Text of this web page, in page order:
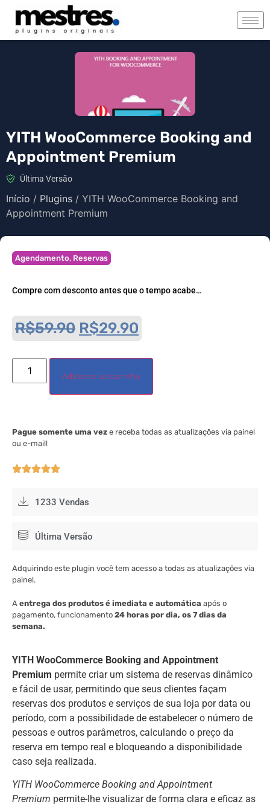
YITH WooCommerce Booking and
Appointment Premium
Última Versão
Início / Plugins / YITH WooCommerce Booking and
Appointment Premium
YITH WooCommerce Booking and Appointment
Premium permite criar um sistema de reservas dinâmico
e fácil de usar, permitindo que seus clientes façam
reservas dos produtos e serviços de sua loja por data ou
período, com a possibilidade de estabelecer o número de
pessoas e outros parâmetros, calculando o preço da
reserva em tempo real e bloqueando a disponibilidade
caso seja realizada.
YITH WooCommerce Booking and Appointment
Premium permite-lhe visualizar de forma clara e eficaz as
Agendamento, Reservas
Compre com desconto antes que o tempo acabe…
R$59.90 R$29.90
Adicionar ao carrinho
Pague somente uma vez e receba todas as atualizações via painel
ou e-mail!

1233 Vendas
Última Versão
Adquirindo este plugin você tem acesso a todas as atualizações via
painel.
A entrega dos produtos é imediata e automática após o
pagamento, funcionamento 24 horas por dia, os 7 dias da
semana.